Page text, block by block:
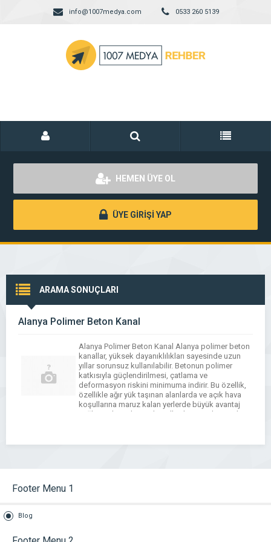
info@1007medya.com 0533 260 5139
HEMEN ÜYE OL
ÜYE GİRİŞİ YAP
ARAMA SONUÇLARI
Alanya Polimer Beton Kanal
Alanya Polimer Beton Kanal Alanya polimer beton
kanallar, yüksek dayanıklılıkları sayesinde uzun
yıllar sorunsuz kullanılabilir. Betonun polimer
katkısıyla güçlendirilmesi, çatlama ve
deformasyon riskini minimuma indirir. Bu özellik,
özellikle ağır yük taşınan alanlarda ve açık hava
koşullarına maruz kalan yerlerde büyük avantaj
sağlar. Polimer beton kanallar, hem endüstriyel
Footer Menu 1
Blog